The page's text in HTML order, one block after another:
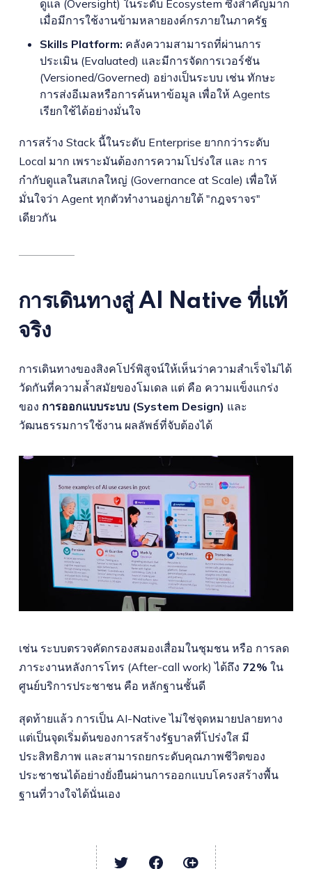
ดูแล (Oversight) ในระดับ Ecosystem ซึ่งสำคัญมาก
เมื่อมีการใช้งานข้ามหลายองค์กรภายในภาครัฐ
Skills Platform: คลังความสามารถที่ผ่านการ
ประเมิน (Evaluated) และมีการจัดการเวอร์ชัน
(Versioned/Governed) อย่างเป็นระบบ เช่น ทักษะ
การส่งอีเมลหรือการค้นหาข้อมูล เพื่อให้ Agents
เรียกใช้ได้อย่างมั่นใจ
การสร้าง Stack นี้ในระดับ Enterprise ยากกว่าระดับ
Local มาก เพราะมันต้องการความโปร่งใส และ การ
กำกับดูแลในสเกลใหญ่ (Governance at Scale) เพื่อให้
มั่นใจว่า Agent ทุกตัวทำงานอยู่ภายใต้ "กฎจราจร"
เดียวกัน
การเดินทางสู่ AI Native ที่แท้
จริง
การเดินทางของสิงคโปร์พิสูจน์ให้เห็นว่าความสำเร็จไม่ได้
วัดกันที่ความล้ำสมัยของโมเดล แต่ คือ ความแข็งแกร่ง
ของ การออกแบบระบบ (System Design) และ
วัฒนธรรมการใช้งาน ผลลัพธ์ที่จับต้องได้
เช่น ระบบตรวจคัดกรองสมองเสื่อมในชุมชน หรือ การลด
ภาระงานหลังการโทร (After-call work) ได้ถึง 72% ใน
ศูนย์บริการประชาชน คือ หลักฐานชั้นดี
สุดท้ายแล้ว การเป็น AI-Native ไม่ใช่จุดหมายปลายทาง
แต่เป็นจุดเริ่มต้นของการสร้างรัฐบาลที่โปร่งใส มี
ประสิทธิภาพ และสามารถยกระดับคุณภาพชีวิตของ
ประชาชนได้อย่างยั่งยืนผ่านการออกแบบโครงสร้างพื้น
ฐานที่วางใจได้นั่นเอง